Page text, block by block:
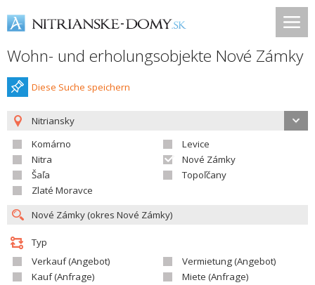
Wohn- und erholungsobjekte Nové Zámky
Diese Suche speichern
Nitriansky
Komárno
Levice
Nitra
Nové Zámky
Šaľa
Topoľčany
Zlaté Moravce
Typ
Verkauf (Angebot)
Vermietung (Angebot)
Kauf (Anfrage)
Miete (Anfrage)